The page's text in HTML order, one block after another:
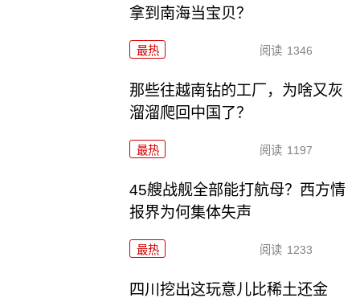
拿到南海当宝贝？
最热 阅读 1346
那些往越南钻的工厂，为啥又灰
溜溜爬回中国了？
最热 阅读 1197
45艘战舰全部能打航母？西方情
报界为何集体失声
最热 阅读 1233
四川挖出这玩意儿比稀土还金